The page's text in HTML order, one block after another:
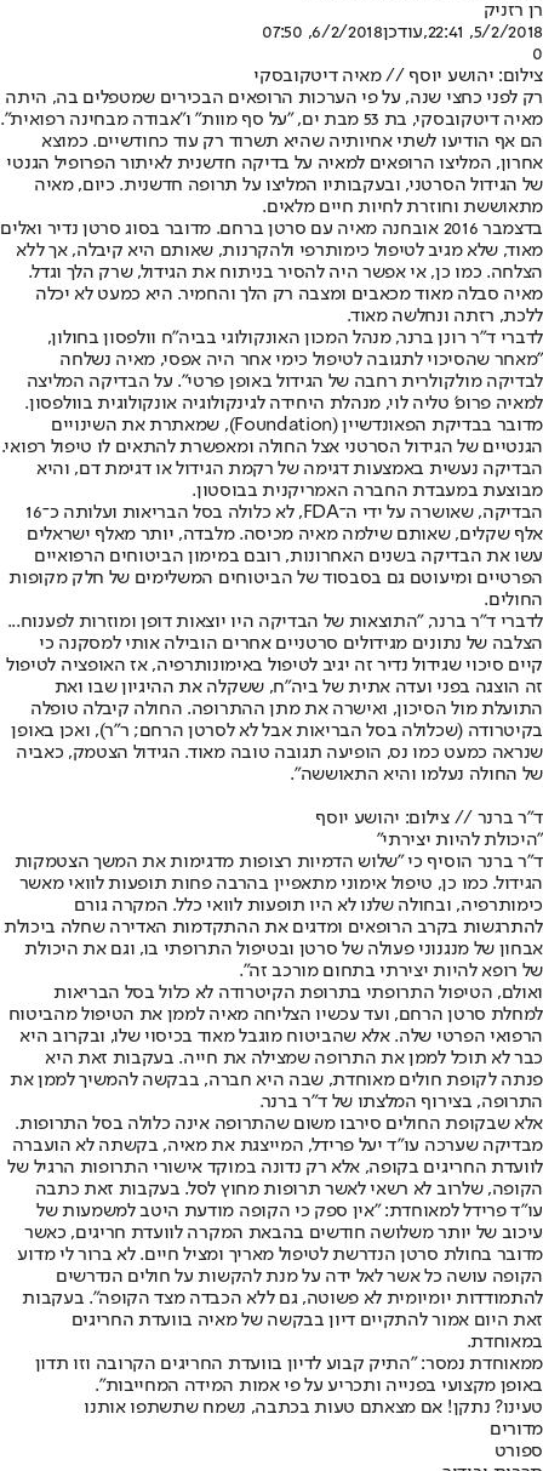
רן רזניק
5/2/2018, 22:41
,עודכן6/2/2018, 07:50
0
צילום: יהושע יוסף // מאיה דיטקובסקי
רק לפני כחצי שנה, על פי הערכות הרופאים הבכירים שמטפלים בה, היתה
מאיה דיטקובסקי, בת 53 מבת ים, "על סף מוות" ו"אבודה מבחינה רפואית".
הם אף הודיעו לשתי אחיותיה שהיא תשרוד רק עוד כחודשיים. כמוצא
אחרון, המליצו הרופאים למאיה על בדיקה חדשנית לאיתור הפרופיל הגנטי
של הגידול הסרטני, ובעקבותיו המליצו על תרופה חדשנית. כיום, מאיה
מתאוששת וחוזרת לחיות חיים מלאים.
בדצמבר 2016 אובחנה מאיה עם סרטן ברחם. מדובר בסוג סרטן נדיר ואלים
מאוד, שלא מגיב לטיפול כימותרפי ולהקרנות, שאותם היא קיבלה, אך ללא
הצלחה. כמו כן, אי אפשר היה להסיר בניתוח את הגידול, שרק הלך וגדל.
מאיה סבלה מאוד מכאבים ומצבה רק הלך והחמיר. היא כמעט לא יכלה
ללכת, רזתה ונחלשה מאוד.
לדברי ד"ר רונן ברנר, מנהל המכון האונקולוגי בביה"ח וולפסון בחולון,
"מאחר שהסיכוי לתגובה לטיפול כימי אחר היה אפסי, מאיה נשלחה
לבדיקה מולקולרית רחבה של הגידול באופן פרטי". על הבדיקה המליצה
למאיה פרופ' טליה לוי, מנהלת היחידה לגינקולוגיה אונקולוגית בוולפסון.
מדובר בבדיקת הפאונדשיין (Foundation), שמאתרת את השינויים
הגנטיים של הגידול הסרטני אצל החולה ומאפשרת להתאים לו טיפול רפואי.
הבדיקה נעשית באמצעות דגימה של רקמת הגידול או דגימת דם, והיא
מבוצעת במעבדת החברה האמריקנית בבוסטון.
הבדיקה, שאושרה על ידי ה־FDA, לא כלולה בסל הבריאות ועלותה כ־16
אלף שקלים, שאותם שילמה מאיה מכיסה. מלבדה, יותר מאלף ישראלים
עשו את הבדיקה בשנים האחרונות, רובם במימון הביטוחים הרפואיים
הפרטיים ומיעוטם גם בסבסוד של הביטוחים המשלימים של חלק מקופות
החולים.
לדברי ד"ר ברנר, "התוצאות של הבדיקה היו יוצאות דופן ומוזרות לפענוח...
הצלבה של נתונים מגידולים סרטניים אחרים הובילה אותי למסקנה כי
קיים סיכוי שגידול נדיר זה יגיב לטיפול באימונותרפיה, אז האופציה לטיפול
זה הוצגה בפני ועדה אתית של ביה"ח, ששקלה את ההיגיון שבו ואת
התועלת מול הסיכון, ואישרה את מתן ההתרופה. החולה קיבלה טופלה
בקיטרודה (שכלולה בסל הבריאות אבל לא לסרטן הרחם; ר"ר), ואכן באופן
שנראה כמעט כמו נס, הופיעה תגובה טובה מאוד. הגידול הצטמק, כאביה
של החולה נעלמו והיא התאוששה".
ד"ר ברנר // צילום: יהושע יוסף
"היכולת להיות יצירתי"
ד"ר ברנר הוסיף כי "שלוש הדמיות רצופות מדגימות את המשך הצטמקות
הגידול. כמו כן, טיפול אימוני מתאפיין בהרבה פחות תופעות לוואי מאשר
כימותרפיה, ובחולה שלנו לא היו תופעות לוואי כלל. המקרה גורם
להתרגשות בקרב הרופאים ומדגים את ההתקדמות האדירה שחלה ביכולת
אבחון של מנגנוני פעולה של סרטן ובטיפול התרופתי בו, וגם את היכולת
של רופא להיות יצירתי בתחום מורכב זה".
ואולם, הטיפול התרופתי בתרופת הקיטרודה לא כלול בסל הבריאות
למחלת סרטן הרחם, ועד עכשיו הצליחה מאיה לממן את הטיפול מהביטוח
הרפואי הפרטי שלה. אלא שהביטוח מוגבל מאוד בכיסוי שלו, ובקרוב היא
כבר לא תוכל לממן את התרופה שמצילה את חייה. בעקבות זאת היא
פנתה לקופת חולים מאוחדת, שבה היא חברה, בבקשה להמשיך לממן את
התרופה, בצירוף המלצתו של ד"ר ברנר.
אלא שבקופת החולים סירבו משום שהתרופה אינה כלולה בסל התרופות.
מבדיקה שערכה עו"ד יעל פרידל, המייצגת את מאיה, בקשתה לא הועברה
לוועדת החריגים בקופה, אלא רק נדונה במוקד אישורי התרופות הרגיל של
הקופה, שלרוב לא רשאי לאשר תרופות מחוץ לסל. בעקבות זאת כתבה
עו"ד פרידל למאוחדת: "אין ספק כי הקופה מודעת היטב למשמעות של
עיכוב של יותר משלושה חודשים בהבאת המקרה לוועדת חריגים, כאשר
מדובר בחולת סרטן הנדרשת לטיפול מאריך ומציל חיים. לא ברור לי מדוע
הקופה עושה כל אשר לאל ידה על מנת להקשות על חולים הנדרשים
להתמודדות יומיומית לא פשוטה, גם ללא הכבדה מצד הקופה". בעקבות
זאת היום אמור להתקיים דיון בבקשה של מאיה בוועדת החריגים
במאוחדת.
ממאוחדת נמסר: "התיק קבוע לדיון בוועדת החריגים הקרובה וזו תדון
באופן מקצועי בפנייה ותכריע על פי אמות המידה המחייבות".
טעינו? נתקן! אם מצאתם טעות בכתבה, נשמח שתשתפו אותנו
מדורים
ספורט